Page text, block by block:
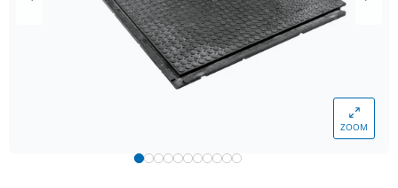
ZOOM
Preis
34,90 € 36,35 €*/1m²